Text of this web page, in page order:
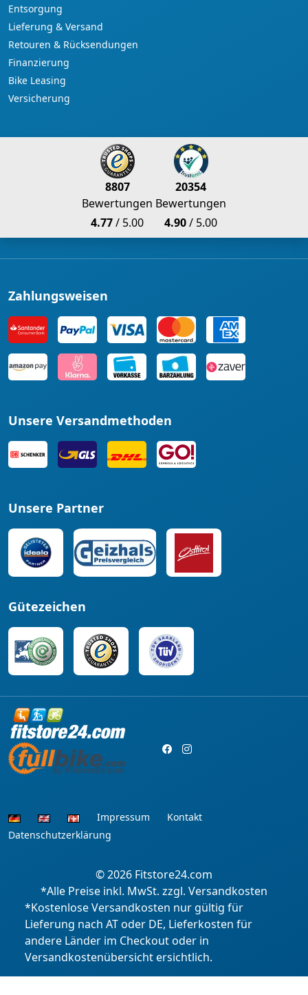
Entsorgung
Lieferung & Versand
Retouren & Rücksendungen
Finanzierung
Bike Leasing
Versicherung
8807
Bewertungen
4.77/ 5.00
20354
Bewertungen
4.90/ 5.00
Zahlungsweisen
Unsere Versandmethoden
Unsere Partner
Gütezeichen
Impressum
Kontakt
Datenschutzerklärung
© 2026 Fitstore24.com
*Alle Preise inkl. MwSt. zzgl. Versandkosten
*Kostenlose Versandkosten nur gültig für
Lieferung nach AT oder DE, Lieferkosten für
andere Länder im Checkout oder in
Versandkostenübersicht ersichtlich.